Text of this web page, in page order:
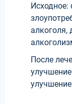
Исходное:
алкоголя,
После